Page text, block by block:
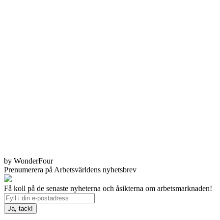
by WonderFour
Prenumerera på Arbetsvärldens nyhetsbrev
Få koll på de senaste nyheterna och åsikterna om arbetsmarknaden!